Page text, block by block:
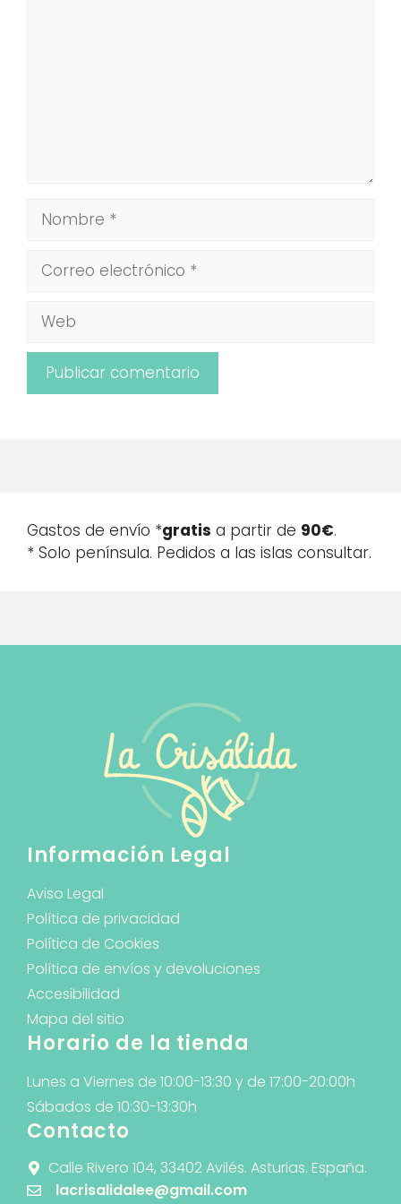
Nombre
Correo
electrónico
Web
Gastos de envío *gratis a partir de 90€.
* Solo península. Pedidos a las islas consultar.
Información Legal
Aviso Legal
Política de privacidad
Política de Cookies
Política de envíos y devoluciones
Accesibilidad
Mapa del sitio
Horario de la tienda
Lunes a Viernes de 10:00-13:30 y de 17:00-20:00h
Sábados de 10:30-13:30h
Contacto
Calle Rivero 104, 33402 Avilés. Asturias. España.
lacrisalidalee@gmail.com